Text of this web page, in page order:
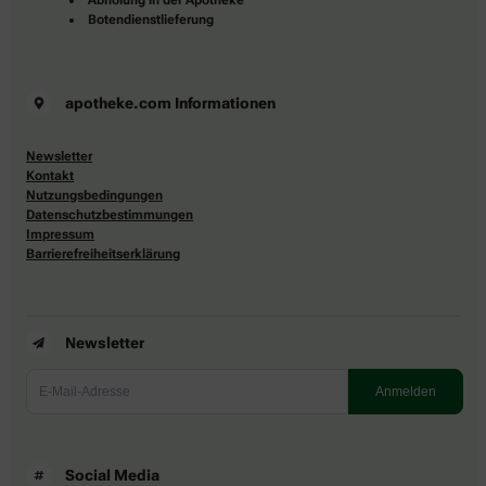
Botendienstlieferung
apotheke.com Informationen
Newsletter
Kontakt
Nutzungsbedingungen
Datenschutzbestimmungen
Impressum
Barrierefreiheitserklärung
Newsletter
Social Media